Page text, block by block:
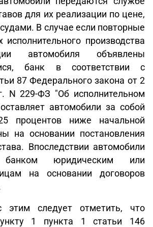
для их реализации по цене,
В случае если повторные
производства
автомобиля объявлены
банк в соответствии с
87 Федерального закона от 2
N 229-ФЗ "Об исполнительном
автомобили за собой
процентов ниже начальной
на основании постановления
Впоследствии автомобили
банком юридическим или
на основании договоров
следует отметить, что
1 пункта 1 статьи 146